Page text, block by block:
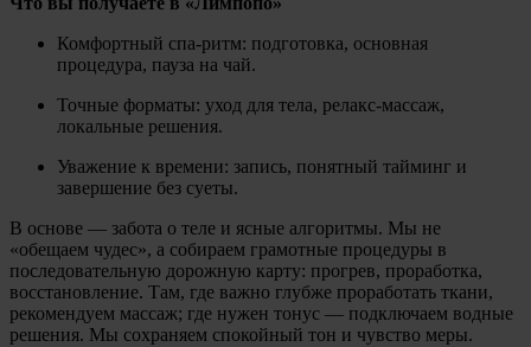
Комфортный спа-ритм: подготовка, основная
процедура, пауза на чай.
Точные форматы: уход для тела, релакс-массаж,
локальные решения.
Уважение к времени: запись, понятный тайминг и
завершение без суеты.
В основе — забота о теле и ясные алгоритмы. Мы не
«обещаем чудес», а собираем грамотные процедуры в
последовательную дорожную карту: прогрев, проработка,
восстановление. Там, где важно глубже проработать ткани,
рекомендуем массаж; где нужен тонус — подключаем водные
решения. Мы сохраняем спокойный тон и чувство меры.